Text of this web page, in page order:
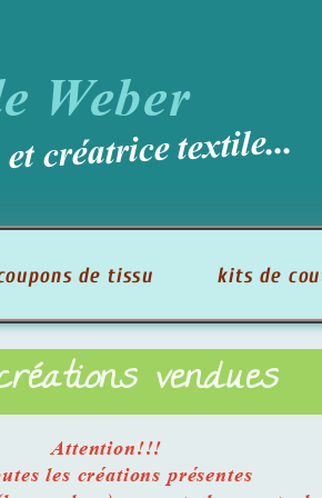
de tissu kits de
créatrice textile...
Weber
vendues
Attention!!!
les créations présentes